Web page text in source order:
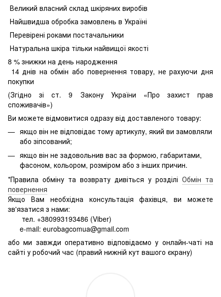
Великий власний склад шкіряних виробів
Найшвидша обробка замовлень в Україні
Перевірені роками постачальники
Натуральна шкіра тільки найвищої якості
8 % знижки на день народження
14 днів на обмін або повернення товару, не рахуючи дня
покупки
(Згідно зі ст. 9 Закону України «Про захист прав
споживачів»)
Ви можете відмовитися одразу від доставленого товару:
якщо він не відповідає тому артикулу, який ви замовляли
або зіпсований;
якщо він не задовольнив вас за формою, габаритами,
фасоном, кольором, розміром або з інших причин.
*Правила обміну та возврату дивіться у розділі Обмін та
повернення
Якщо Вам необхідна консультація фахівця, ви можете
зв'язатися з нами:
тел. +380993193486 (Viber)
e-mail: eurobagcomua@gmail.com
або ми завжди оперативно відповідаємо у онлайн-чаті на
сайті у робочий час (правий нижній кут вашого єкрану)